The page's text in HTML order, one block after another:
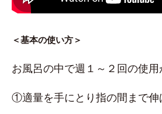
＜基本の使い方＞
お風呂の中で週１～２回の使用
①適量を手にとり指の間まで伸